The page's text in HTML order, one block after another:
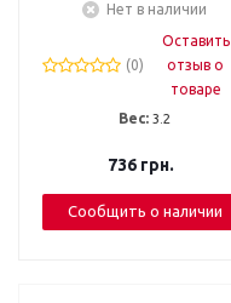
Нет в наличии
(0)
Оставить
отзыв о
товаре
Вес: 3.2
736грн.
Сообщить о наличии